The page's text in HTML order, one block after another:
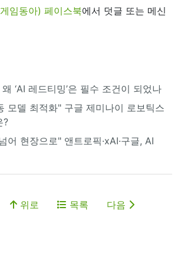
임동아) 페이스북에서 덧글 또는 메신
‘AI 레드티밍’은 필수 조건이 되었나
모델 최적화" 구글 제미나이 로보틱스
?
어 현장으로" 앤트로픽·xAI·구글, AI
위로 목록 다음